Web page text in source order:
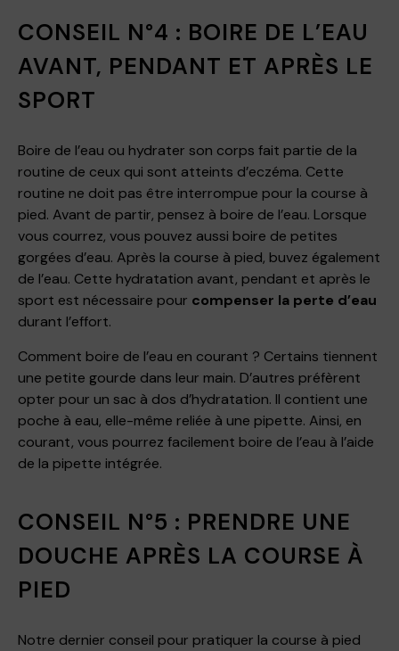
CONSEIL N°4 : BOIRE DE L’EAU
AVANT, PENDANT ET APRÈS LE
SPORT
Boire de l’eau ou hydrater son corps fait partie de la
routine de ceux qui sont atteints d’eczéma. Cette
routine ne doit pas être interrompue pour la course à
pied. Avant de partir, pensez à boire de l’eau. Lorsque
vous courrez, vous pouvez aussi boire de petites
gorgées d’eau. Après la course à pied, buvez également
de l’eau. Cette hydratation avant, pendant et après le
sport est nécessaire pour compenser la perte d’eau
durant l’effort.
Comment boire de l’eau en courant ? Certains tiennent
une petite gourde dans leur main. D’autres préfèrent
opter pour un sac à dos d’hydratation. Il contient une
poche à eau, elle-même reliée à une pipette. Ainsi, en
courant, vous pourrez facilement boire de l’eau à l’aide
de la pipette intégrée.
CONSEIL N°5 : PRENDRE UNE
DOUCHE APRÈS LA COURSE À
PIED
Notre dernier conseil pour pratiquer la course à pied